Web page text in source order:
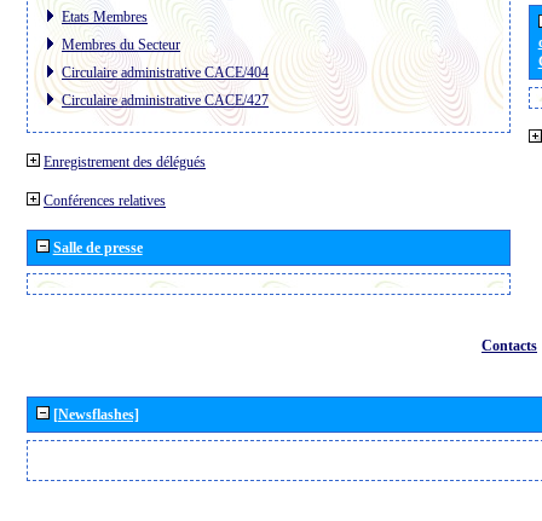
Etats Membres
Membres du Secteur
Circulaire administrative CACE/404
Circulaire administrative CACE/427
Enregistrement des délégués
Conférences relatives
Salle de presse
Contacts
[Newsflashes]